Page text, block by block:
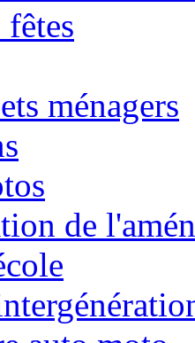
fêtes
ménagers
de